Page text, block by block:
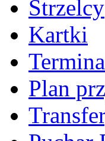
Strzelcy
Kartki
Plan